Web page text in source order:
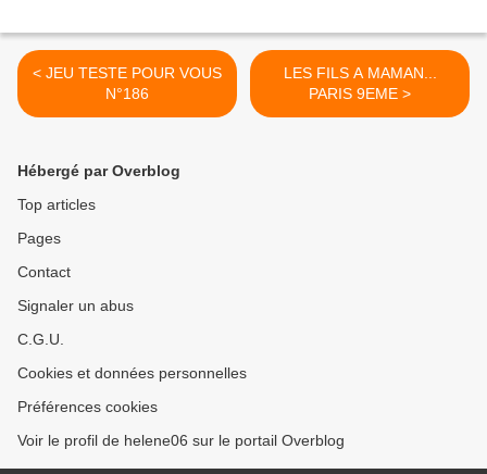
< JEU TESTE POUR VOUS
N°186
LES FILS A MAMAN...
PARIS 9EME >
Hébergé par Overblog
Top articles
Pages
Contact
Signaler un abus
C.G.U.
Cookies et données personnelles
Préférences cookies
Voir le profil de helene06 sur le portail Overblog